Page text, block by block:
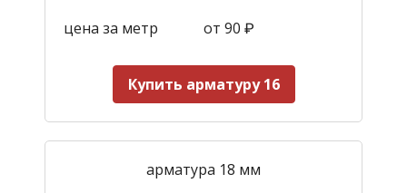
цена за метр от 90 ₽
Купить арматуру 16
арматура 18 мм